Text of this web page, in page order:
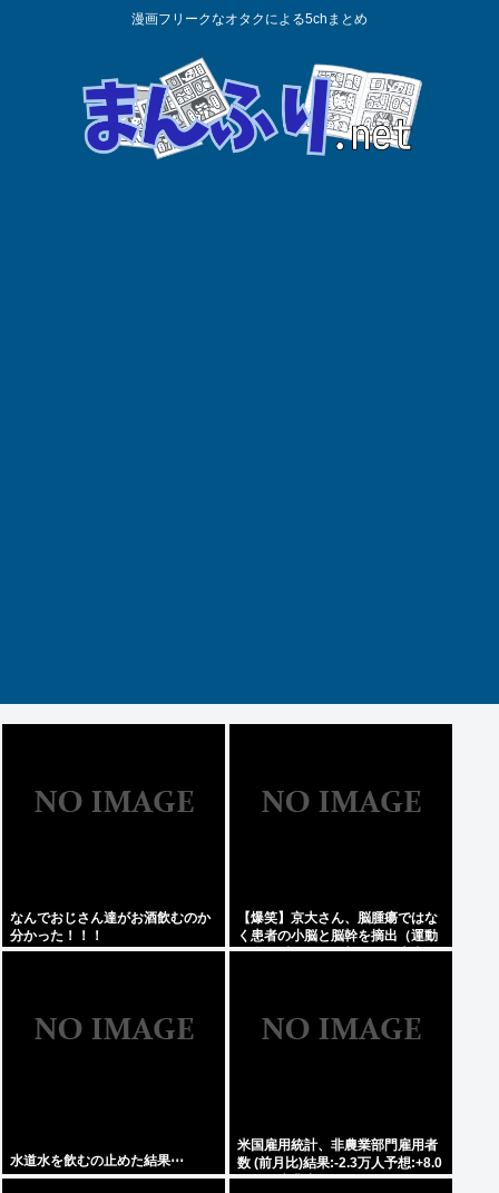
漫画フリークなオタクによる5chまとめ
なんでおじさん達がお酒飲むのか
分かった！！！
【爆笑】京大さん、脳腫瘍ではな
く患者の小脳と脳幹を摘出（運動
と自発呼吸を司る部位）。患者は
水道水を飲むの止めた結果⋯
米国雇用統計、非農業部門雇用者
数 (前月比)結果:-2.3万人予想:+8.0
万人、失業率結果:+4.1%予